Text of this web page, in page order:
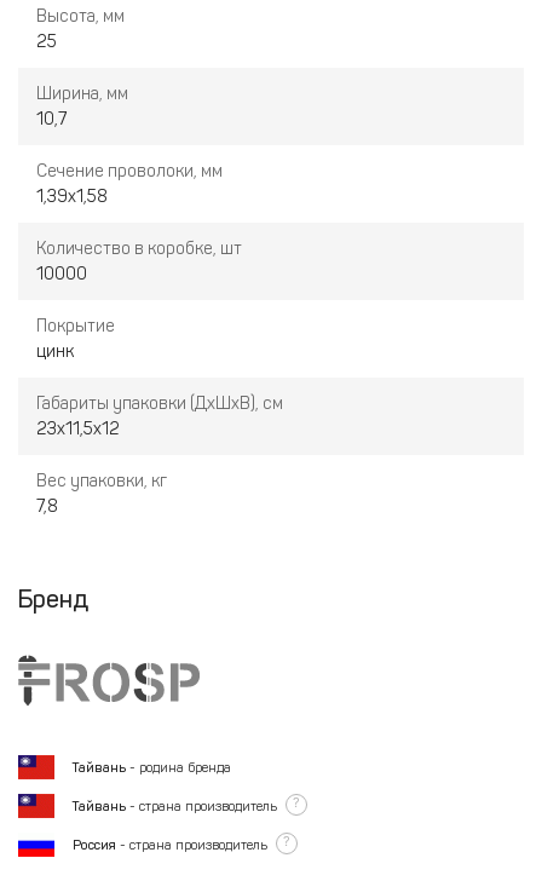
ржавчины.
Высота, мм
25
Ширина, мм
10,7
Сечение проволоки, мм
1,39х1,58
Количество в коробке, шт
10000
Покрытие
цинк
Габариты упаковки (ДхШхВ), см
23х11,5х12
Вес упаковки, кг
7,8
Бренд
Тайвань - родина бренда
Тайвань - страна производитель ?
Россия - страна производитель ?